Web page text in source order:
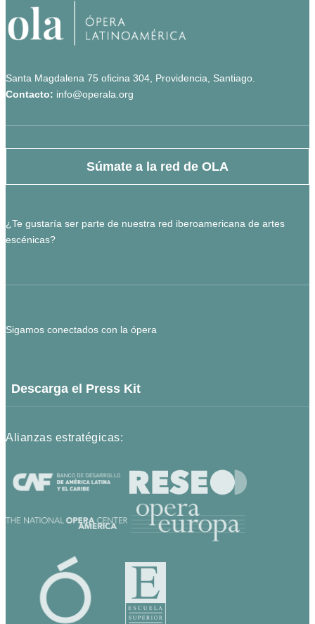
Santa Magdalena 75 oficina 304, Providencia, Santiago.
Contacto: info@operala.org
Súmate a la red de OLA
¿Te gustaría ser parte de nuestra red iberoamericana de artes
escénicas?
Sigamos conectados con la ópera
Descarga el Press Kit
Alianzas estratégicas: